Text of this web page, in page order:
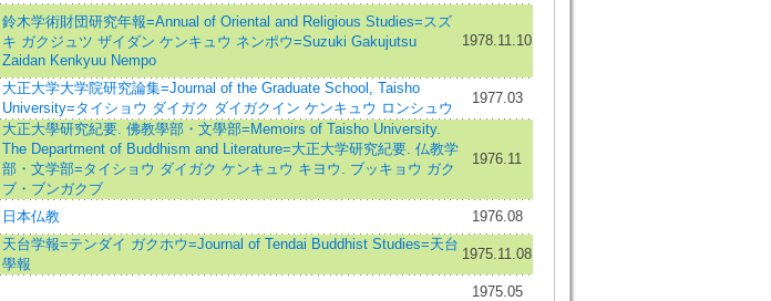
鈴木学術財団研究年報=Annual of Oriental and Religious Studies=スズ
キ ガクジュツ ザイダン ケンキュウ ネンポウ=Suzuki Gakujutsu
Zaidan Kenkyuu Nempo
1978.11.10
大正大学大学院研究論集=Journal of the Graduate School, Taisho
University=タイショウ ダイガク ダイガクイン ケンキュウ ロンシュウ
1977.03
大正大學研究紀要. 佛教學部・文學部=Memoirs of Taisho University.
The Department of Buddhism and Literature=大正大学研究紀要. 仏教学
部・文学部=タイショウ ダイガク ケンキュウ キヨウ. ブッキョウ ガク
ブ・ブンガクブ
1976.11
日本仏教
1976.08
天台学報=テンダイ ガクホウ=Journal of Tendai Buddhist Studies=天台
學報
1975.11.08
1975.05